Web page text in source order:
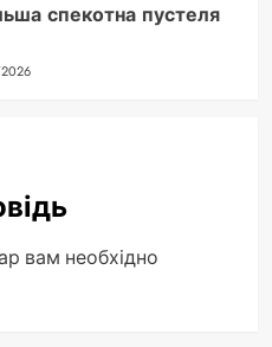
спекотна пустеля
вам необхідно